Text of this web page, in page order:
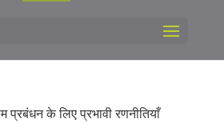
प्रबंधन के लिए प्रभावी रणनीतियाँ